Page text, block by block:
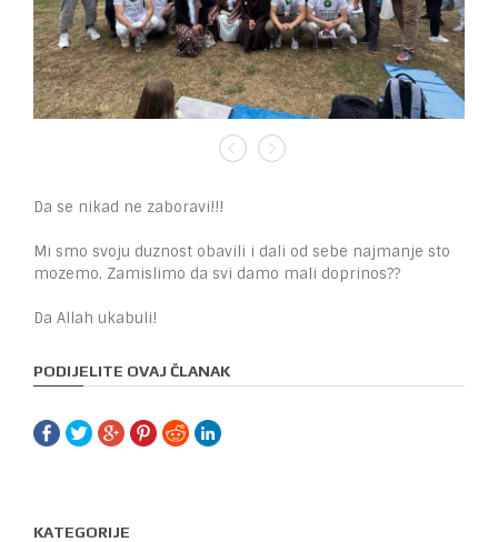
Da se nikad ne zaboravi!!!
Mi smo svoju duznost obavili i dali od sebe najmanje sto
mozemo. Zamislimo da svi damo mali doprinos??
Da Allah ukabuli!
PODIJELITE OVAJ ČLANAK
KATEGORIJE